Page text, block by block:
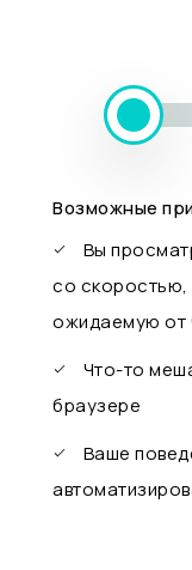
Возможные
Вы
со
ожидаемую от
Что-то
браузере
Ваше